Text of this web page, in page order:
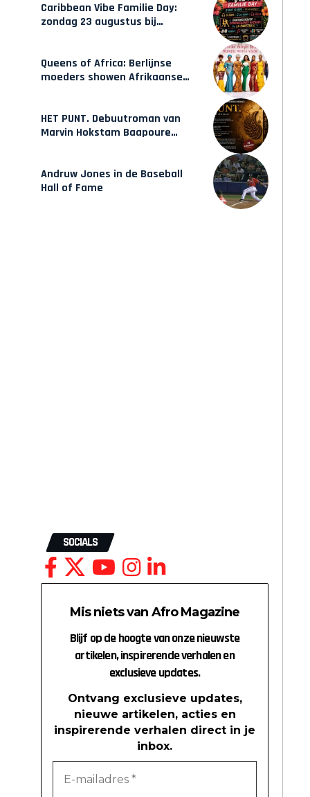
Caribbean Vibe Familie Day:
zondag 23 augustus bij
Queens of Africa: Berlijnse
moeders showen Afrikaanse
HET PUNT. Debuutroman van
Marvin Hokstam Baapoure
Andruw Jones in de Baseball
Hall of Fame
SOCIALS
Mis niets van Afro Magazine
Blijf op de hoogte van onze nieuwste
artikelen, inspirerende verhalen en
exclusieve updates.
Ontvang exclusieve updates,
nieuwe artikelen, acties en
inspirerende verhalen direct in je
inbox.